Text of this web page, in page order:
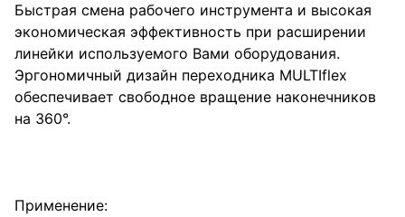
Быстрая смена рабочего инструмента и высокая
экономическая эффективность при расширении
линейки используемого Вами оборудования.
Эргономичный дизайн переходника MULTIflex
обеспечивает свободное вращение наконечников
на 360°.
Применение: